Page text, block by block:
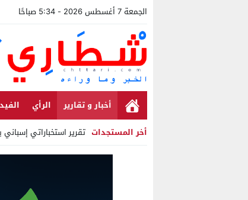
الجمعة 7 أغسطس 2026 - 5:34 صباحًا
أخبار و تقارير الرأي
أخر المستجدات تقرير استخباراتي إسباني
Stop